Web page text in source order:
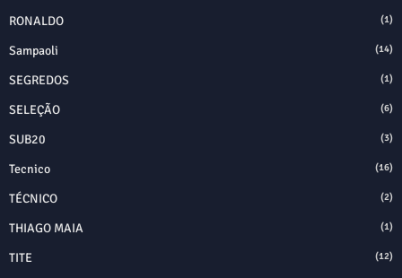
RONALDO (1)
Sampaoli (14)
SEGREDOS (1)
SELEÇÃO (6)
SUB20 (3)
Tecnico (16)
TÉCNICO (2)
THIAGO MAIA (1)
TITE (12)